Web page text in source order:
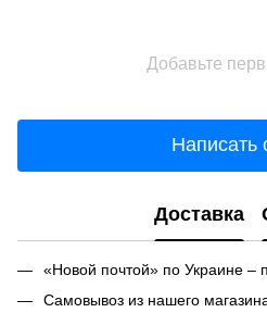
Добавьте
Написать
Доставка
«Новой почтой» по Украине –
Самовывоз из нашего